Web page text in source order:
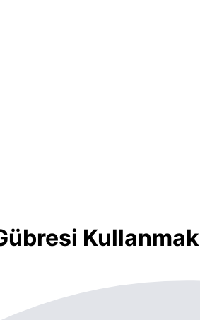
Kullanmak